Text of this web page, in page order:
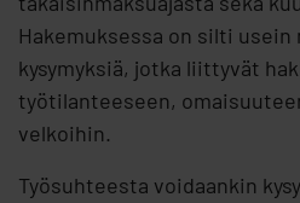
Hakemuksessa on silti usein
kysymyksiä, jotka liittyvät
työtilanteeseen,
velkoihin.
Työsuhteesta voidaankin